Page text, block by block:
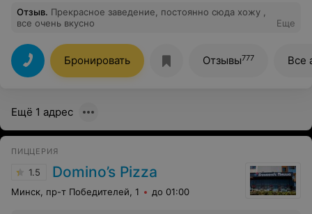
скажу позже.
Отзыв. Прекрасное заведение, постоянно сюда хожу ,
все очень вкусно
Еще
Бронировать Отзывы777 Все
Ещё 1 адрес
ПИЦЦЕРИЯ
1.5 Domino’s Pizza
Минск, пр-т Победителей, 1 до 01:00